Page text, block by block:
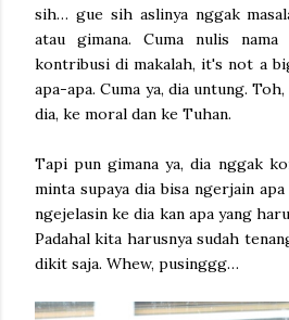
sih… gue sih aslinya nggak
atau gimana. Cuma nulis
kontribusi di makalah, it's not a
apa-apa. Cuma ya, dia untung.
dia, ke moral dan ke Tuhan.
Tapi pun gimana ya, dia nggak
minta supaya dia bisa ngerjain
ngejelasin ke dia kan apa yang
Padahal kita harusnya sudah
dikit saja. Whew, pusinggg…